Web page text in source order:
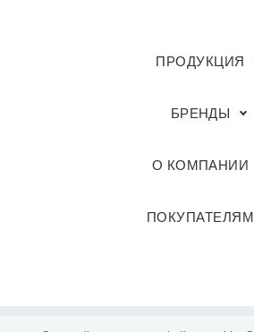
ПРОДУКЦИЯ
БРЕНДЫ
О КОМПАНИИ
ПОКУПАТЕЛЯМ